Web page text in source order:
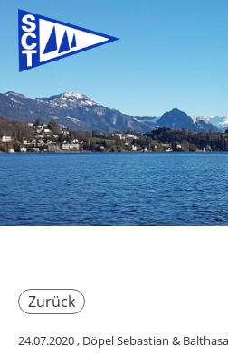
Zurück
24.07.2020, Döpel Sebastian &